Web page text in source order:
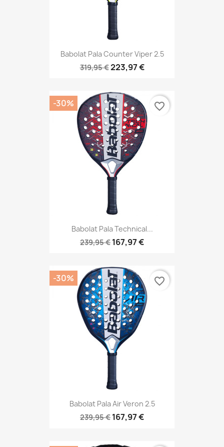
Babolat Pala Counter Viper 2.5
319,95 €223,97 €
Babolat Pala Technical...
239,95 € 167,97 €
-30% favorite_border
Babolat Pala Air Veron 2.5
239,95 € 167,97 €
-30% favorite_border